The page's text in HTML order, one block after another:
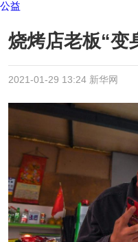
公益
烧烤店老板“变
2021-01-29 13:24 新华网